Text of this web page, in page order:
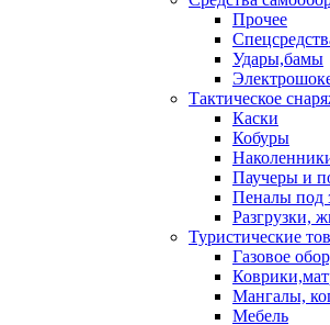
Прочее
Удары,бамы
Тактическое
Каски
Кобуры
Паучеры и
Пеналы под
Разгрузки,
Туристические
Газовое
Мангалы,
Мебель